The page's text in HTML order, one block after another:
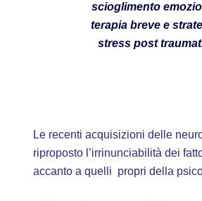
scioglimento
terapia breve e
stress post
Le recenti acquisizioni delle
riproposto l’irrinunciabilità dei
accanto a quelli propri della